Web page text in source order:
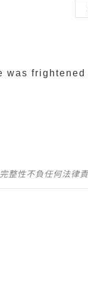
was frightened
整性不負任何法律